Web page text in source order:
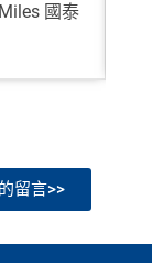
國泰
留言>>